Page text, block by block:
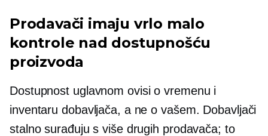
Prodavači imaju vrlo malo
kontrole nad dostupnošću
proizvoda
Dostupnost uglavnom ovisi o vremenu i
inventaru dobavljača, a ne o vašem. Dobavljači
stalno surađuju s više drugih prodavača; to